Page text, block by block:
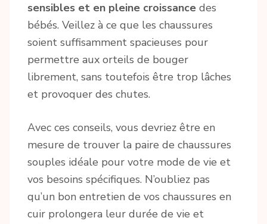
sensibles et en pleine croissance des
bébés. Veillez à ce que les chaussures
soient suffisamment spacieuses pour
permettre aux orteils de bouger
librement, sans toutefois être trop lâches
et provoquer des chutes.
Avec ces conseils, vous devriez être en
mesure de trouver la paire de chaussures
souples idéale pour votre mode de vie et
vos besoins spécifiques. N’oubliez pas
qu’un bon entretien de vos chaussures en
cuir prolongera leur durée de vie et